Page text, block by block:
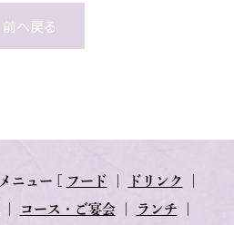
前へ戻る
メニュー フード ドリンク
コース・ご宴会｜ ランチ